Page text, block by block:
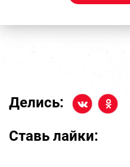
Делись:
Ставь лайки: